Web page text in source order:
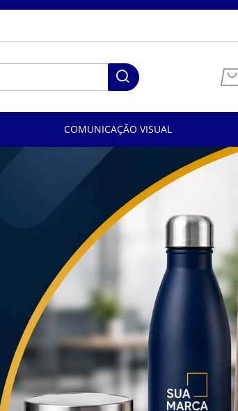
COMUNICAÇÃO VISUAL